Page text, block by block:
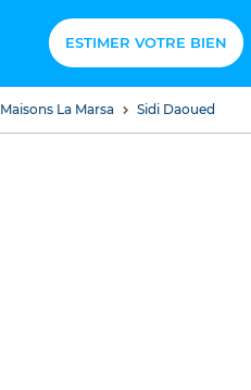
ESTIMER VOTRE BIEN
Maisons La Marsa Sidi Daoued